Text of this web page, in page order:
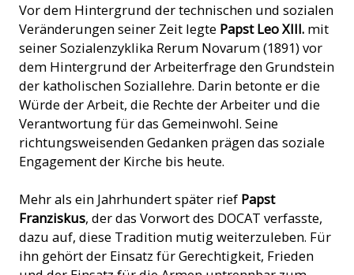
Vor dem Hintergrund der technischen und sozialen
Veränderungen seiner Zeit legte Papst Leo XIII. mit
seiner Sozialenzyklika Rerum Novarum (1891) vor
dem Hintergrund der Arbeiterfrage den Grundstein
der katholischen Soziallehre. Darin betonte er die
Würde der Arbeit, die Rechte der Arbeiter und die
Verantwortung für das Gemeinwohl. Seine
richtungsweisenden Gedanken prägen das soziale
Engagement der Kirche bis heute.
Mehr als ein Jahrhundert später rief Papst
Franziskus, der das Vorwort des DOCAT verfasste,
dazu auf, diese Tradition mutig weiterzuleben. Für
ihn gehört der Einsatz für Gerechtigkeit, Frieden